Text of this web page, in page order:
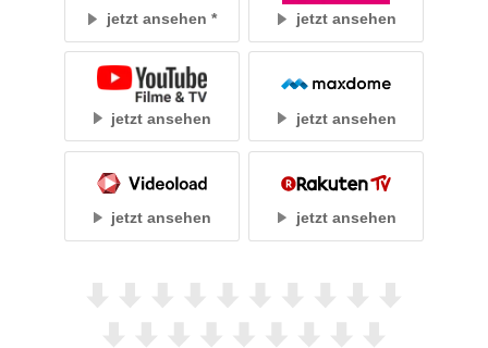
jetzt ansehen jetzt ansehen
jetzt ansehen jetzt ansehen
jetzt ansehen jetzt ansehen